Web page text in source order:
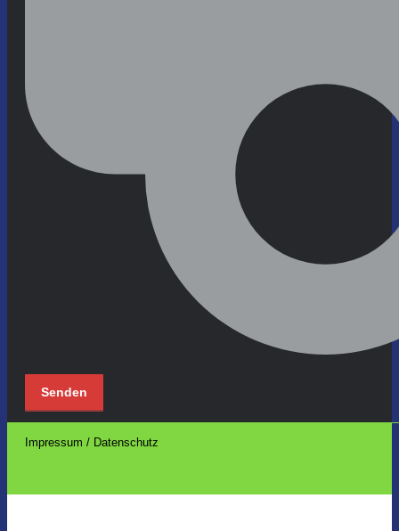
Impressum / Datenschutz